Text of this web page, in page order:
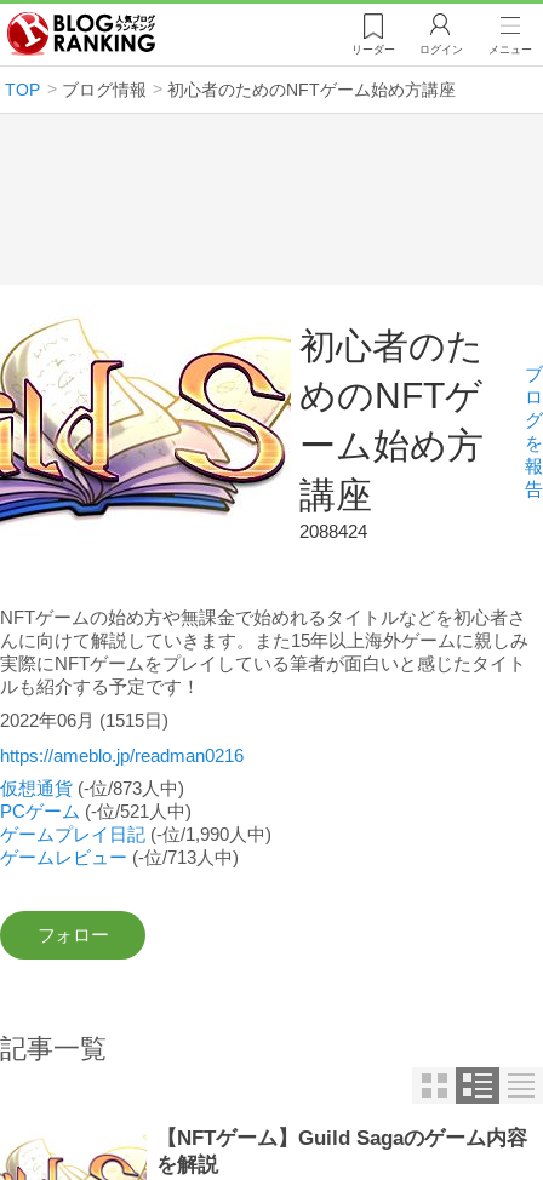
リーダー ログイン メニュー
TOP ブログ情報 初心者のためのNFTゲーム始め方講座
初心者のた
めのNFTゲ
ーム始め方
講座
2088424
ブ
ロ
グ
を
報
告
NFTゲームの始め方や無課金で始めれるタイトルなどを初心者さ
んに向けて解説していきます。また15年以上海外ゲームに親しみ
実際にNFTゲームをプレイしている筆者が面白いと感じたタイト
ルも紹介する予定です！
2022年06月 (1515日)
https://ameblo.jp/readman0216
仮想通貨 (-位/873人中)
PCゲーム (-位/521人中)
ゲームプレイ日記 (-位/1,990人中)
ゲームレビュー (-位/713人中)
記事一覧
【NFTゲーム】Guild Sagaのゲーム内容
を解説